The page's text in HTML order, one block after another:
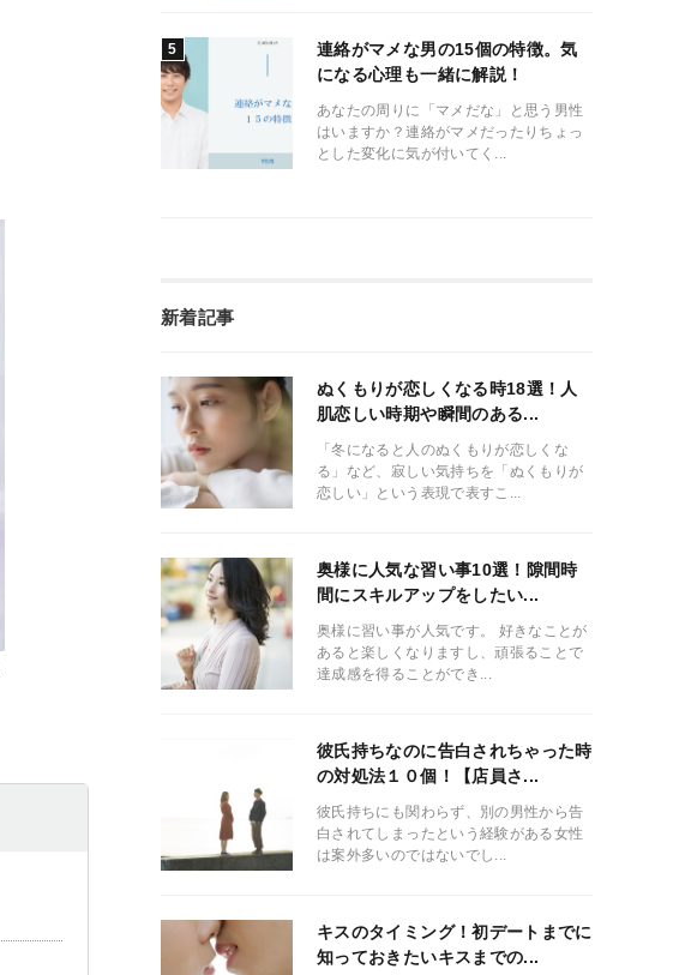
連絡がマメな男の15個の特徴。気
になる心理も一緒に解説！
あなたの周りに「マメだな」と思う男性
はいますか？連絡がマメだったりちょっ
とした変化に気が付いてく...
新着記事
ぬくもりが恋しくなる時18選！人
肌恋しい時期や瞬間のある...
「冬になると人のぬくもりが恋しくな
る」など、寂しい気持ちを「ぬくもりが
恋しい」という表現で表すこ...
奥様に人気な習い事10選！隙間時
間にスキルアップをしたい...
奥様に習い事が人気です。 好きなことが
あると楽しくなりますし、頑張ることで
達成感を得ることができ...
彼氏持ちなのに告白されちゃった時
の対処法１０個！【店員さ...
彼氏持ちにも関わらず、別の男性から告
白されてしまったという経験がある女性
は案外多いのではないでし...
キスのタイミング！初デートまでに
知っておきたいキスまでの...